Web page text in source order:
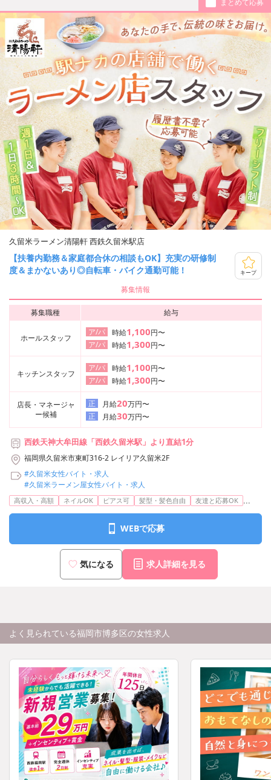
まとめて応募
久留米ラーメン清陽軒 西鉄久留米駅店
【扶養内勤務＆家庭都合休の相談もOK】充実の研修制
度＆まかないあり◎自転車・バイク通勤可能！
キープ
募集情報
募集職種 給与
ホールスタッフ
ア/パ 時給1,100円〜
ア/パ
時給1,300円〜
キッチンスタッフ
ア/パ 時給1,100円〜
ア/パ
時給1,300円〜
店長・マネージャ
ー候補
正 月給20万円〜
正
月給30万円〜
西鉄天神大牟田線「西鉄久留米駅」より直結1分
福岡県久留米市東町316-2 レイリア久留米2F
#久留米女性バイト・求人
#久留米ラーメン屋女性バイト・求人
高収入・高額 ネイルOK ピアス可 髪型・髪色自由 友達と応募OK ...
WEBで応募
気になる 求人詳細を見る
よく見られている福岡市博多区の女性求人